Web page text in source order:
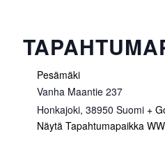
Pesämäki
Vanha Maantie 237
Honkajoki, 38950 Suomi +
Näytä Tapahtumapaikka